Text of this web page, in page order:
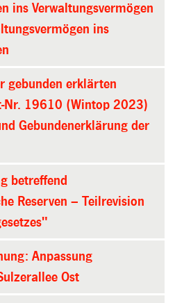
ins Verwaltungsvermögen
ins
gebunden erklärten
Nr. 19610 (Wintop 2023)
Gebundenerklärung der
betreffend
Reserven – Teilrevision
Anpassung
Ost